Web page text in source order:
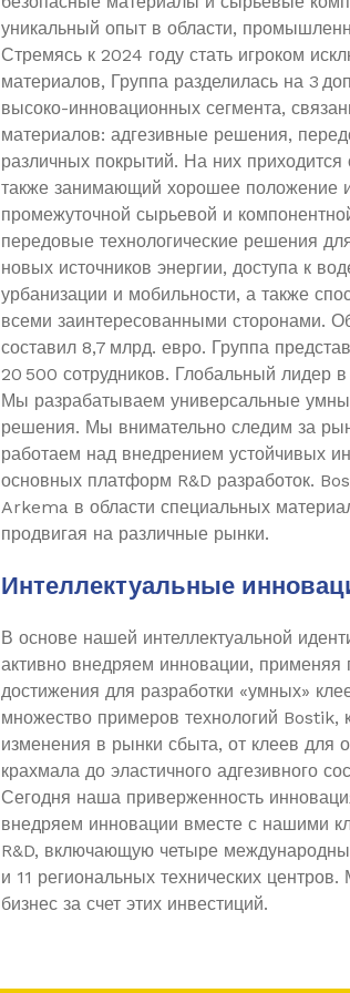
уникальный опыт в области,
Стремясь к 2024 году стать игроком
материалов, Группа разделилась на 3
высоко-инновационных сегмента,
материалов: адгезивные решения,
различных покрытий. На них
также занимающий хорошее положение
промежуточной сырьевой и
передовые технологические решения
новых источников энергии, доступа к
урбанизации и мобильности, а также
всеми заинтересованными сторонами.
составил 8,7 млрд. евро. Группа
20 500 сотрудников. Глобальный лидер
Мы разрабатываем универсальные
решения. Мы внимательно следим за
работаем над внедрением устойчивых
основных платформ R&D разработок.
Arkema в области специальных
продвигая на различные рынки.
Интеллектуальные
В основе нашей интеллектуальной
активно внедряем инновации, применяя
достижения для разработки «умных»
множество примеров технологий Bostik,
изменения в рынки сбыта, от клеев для
крахмала до эластичного адгезивного
Сегодня наша приверженность
внедряем инновации вместе с нашими
R&D, включающую четыре
и 11 региональных технических
бизнес за счет этих инвестиций.